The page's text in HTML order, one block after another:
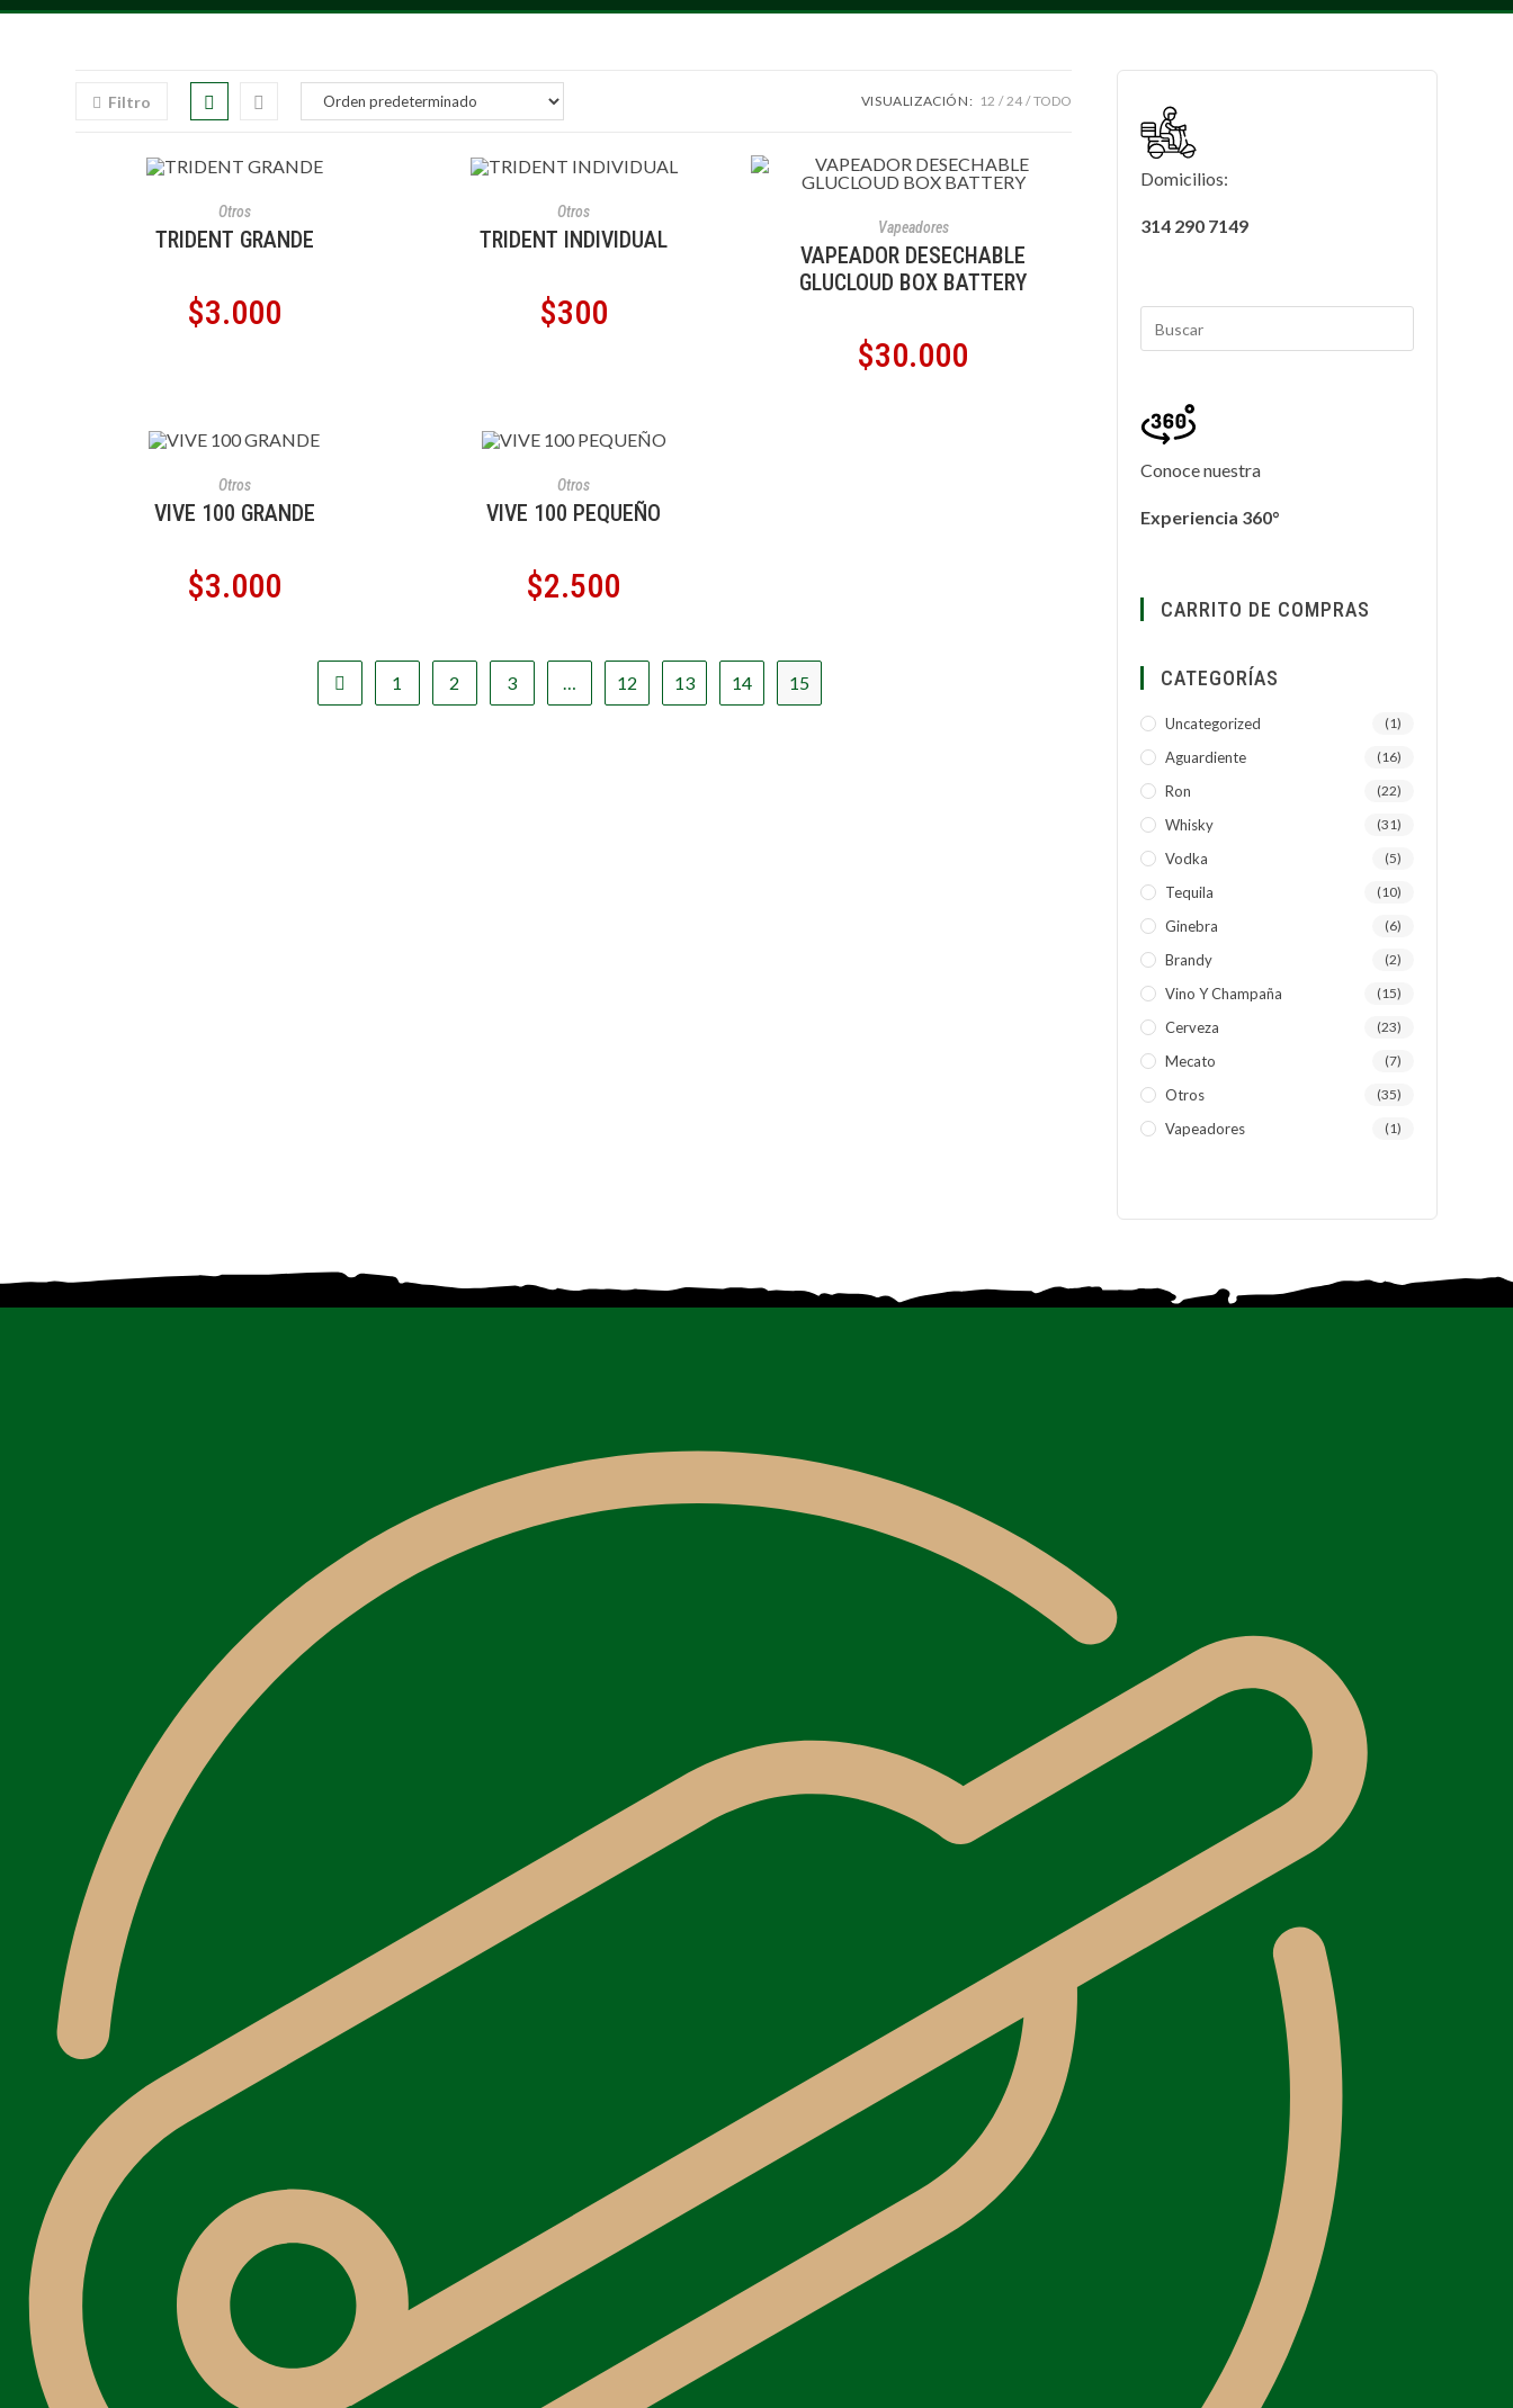
Filtro VISUALIZACIÓN: 12 24 TODO
Otros
TRIDENT GRANDE
$3.000
Otros
TRIDENT INDIVIDUAL
$300
Vapeadores
VAPEADOR DESECHABLE
GLUCLOUD BOX BATTERY
$30.000
Otros
VIVE 100 GRANDE
$3.000
Otros
VIVE 100 PEQUEÑO
$2.500
1 2 3 … 12 13 14 15
Domicilios:
314 290 7149
Conoce nuestra
Experiencia 360°
CARRITO DE COMPRAS
CATEGORÍAS
Uncategorized (1)
Aguardiente (16)
Ron (22)
Whisky (31)
Vodka (5)
Tequila (10)
Ginebra (6)
Brandy (2)
Vino Y Champaña (15)
Cerveza (23)
Mecato (7)
Otros (35)
Vapeadores (1)